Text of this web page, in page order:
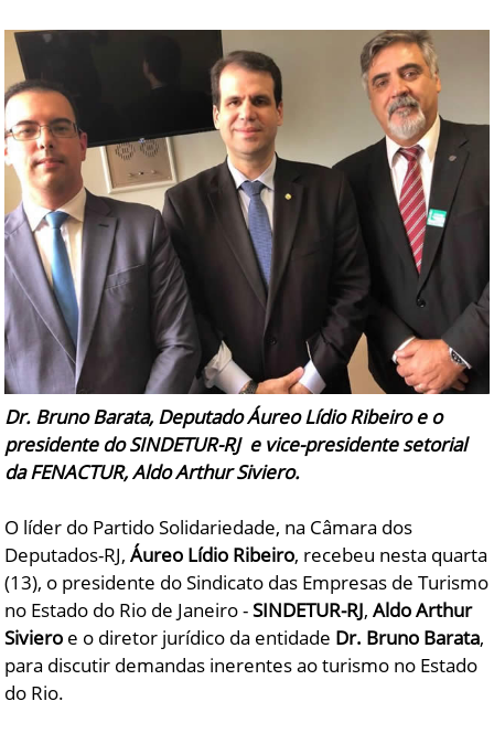
Dr. Bruno Barata, Deputado Áureo Lídio Ribeiro e o
presidente do SINDETUR-RJ e vice-presidente setorial
da FENACTUR, Aldo Arthur Siviero.
O líder do Partido Solidariedade, na Câmara dos
Deputados-RJ,Áureo Lídio Ribeiro, recebeu nesta quarta
(13), o presidente do Sindicato das Empresas de Turismo
no Estado do Rio de Janeiro -SINDETUR-RJ,Aldo Arthur
Siviero e o diretor jurídico da entidade Dr. Bruno Barata,
para discutir demandas inerentes ao turismo no Estado
do Rio.